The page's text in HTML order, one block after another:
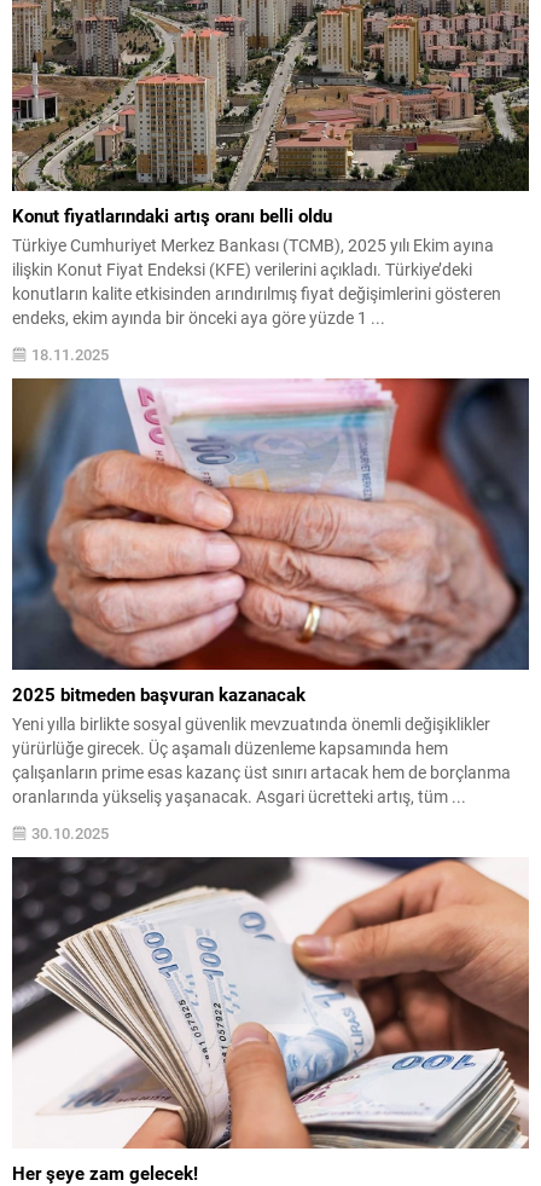
Konut fiyatlarındaki artış oranı belli oldu
Türkiye Cumhuriyet Merkez Bankası (TCMB), 2025 yılı Ekim ayına
ilişkin Konut Fiyat Endeksi (KFE) verilerini açıkladı. Türkiye’deki
konutların kalite etkisinden arındırılmış fiyat değişimlerini gösteren
endeks, ekim ayında bir önceki aya göre yüzde 1 ...
18.11.2025
2025 bitmeden başvuran kazanacak
Yeni yılla birlikte sosyal güvenlik mevzuatında önemli değişiklikler
yürürlüğe girecek. Üç aşamalı düzenleme kapsamında hem
çalışanların prime esas kazanç üst sınırı artacak hem de borçlanma
oranlarında yükseliş yaşanacak. Asgari ücretteki artış, tüm ...
30.10.2025
Her şeye zam gelecek!